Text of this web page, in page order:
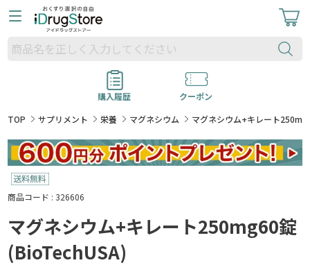
購入履歴
クーポン
TOP
サプリメント 栄養 マグネシウム マグネシウム+キレート
商品コード : 326606
マグネシウム+キレート250mg60錠
(BioTechUSA)